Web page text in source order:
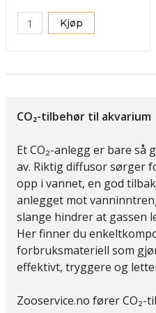
Kjøp
CO₂-tilbehør til
Et CO₂-anlegg er bare så
av. Riktig diffusor sørger
opp i vannet, en god
anlegget mot
slange hindrer at gassen
Her finner du
forbruksmateriell som
effektivt, tryggere og
Zooservice.no fører CO₂-